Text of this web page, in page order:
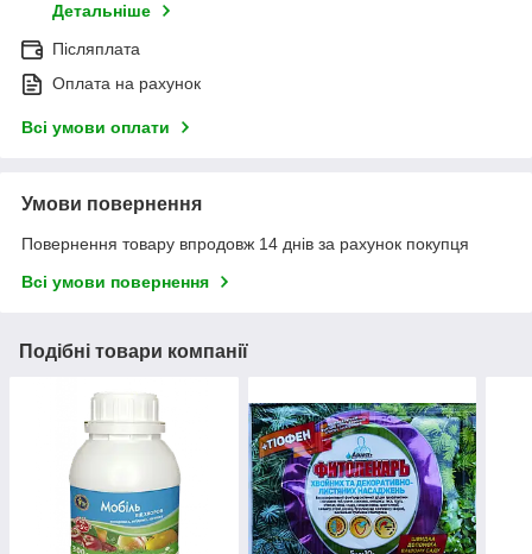
Детальніше
Післяплата
Оплата на рахунок
Всі умови оплати
Умови повернення
Повернення товару впродовж 14 днів за рахунок покупця
Всі умови повернення
Подібні товари компанії